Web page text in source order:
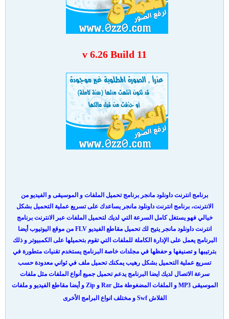
v 6.26 Build 11
برنامج انترنت داونلود مانجر برنامج تحميل الملفات و الموسيقى و الفيديو من
الانترنت، برنامج انترنت داونلود مانجر يساعدك على تسريع عملية التحميل بشكل
خيالي فهو يستغل كامل السرعة التي لديك لتحميل الملفات عبر الانترنت برنامج
انترنت داونلود مانجر يتيح لك تحميل مقاطع الفيديو FLV من موقع اليوتيوب أيضا
البرنامج يعمل على الإدارة الكاملة للملفات التي تقوم بتحميلها على الكمبيوتر و ذلك
بترتيبها و تصنيفها و حفظها في مجلدات خاصة البرنامج يستخدم تقنيات متطورة في
تسريع عملية التحميل بشكل رهيب يمكنك تحميل ملف في ثواني معدودة حسب
سرعة الاتصال لديك ايضا البرنامج يدعم تحميل جميع أنواع الملفات مثل ملفات
الموسيقى MP3 و الملفات المضغوطة مثل Rar و Zip و أيضا مقاطع الفيديو و ملفات
الفلاش Swf و مختلف انواع البرامج الأخرى